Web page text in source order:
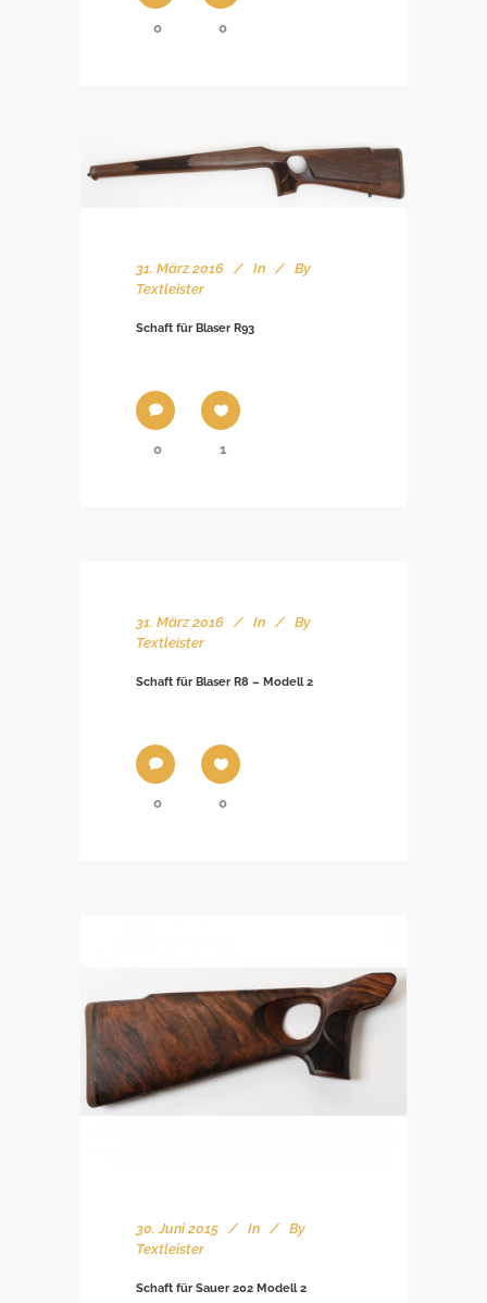
0 0
31. März 2016 In
By
Textleister
Schaft für Blaser R93
0 1
31. März 2016 In
By
Textleister
Schaft für Blaser R8 – Modell 2
0 0
30. Juni 2015 In
By
Textleister
Schaft für Sauer 202 Modell 2